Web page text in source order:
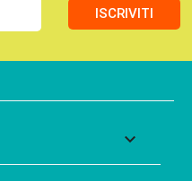
ISCRIVITI
